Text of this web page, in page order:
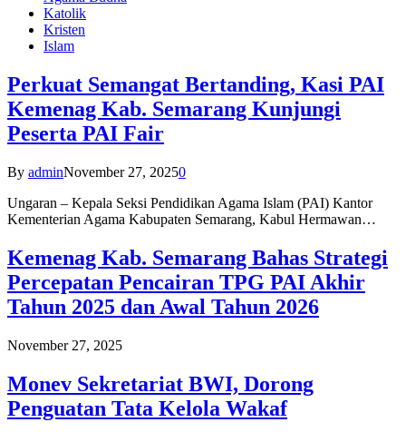
Katolik
Kristen
Islam
Perkuat Semangat Bertanding, Kasi PAI
Kemenag Kab. Semarang Kunjungi
Peserta PAI Fair
By adminNovember 27, 20250
Ungaran – Kepala Seksi Pendidikan Agama Islam (PAI) Kantor
Kementerian Agama Kabupaten Semarang, Kabul Hermawan…
Kemenag Kab. Semarang Bahas Strategi
Percepatan Pencairan TPG PAI Akhir
Tahun 2025 dan Awal Tahun 2026
November 27, 2025
Monev Sekretariat BWI, Dorong
Penguatan Tata Kelola Wakaf